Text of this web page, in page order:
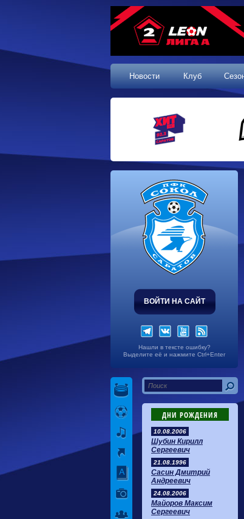
Новости Клуб
ВОЙТИ НА САЙТ
Нашли в тексте ошибку?
Выделите её и нажмите Ctrl+Enter
ДНИ РОЖДЕНИЯ
10.08.2006
Шубин Кирилл
Сергеевич
21.08.1996
Сасин Дмитрий
Андреевич
24.08.2006
Майоров Максим
Сергеевич